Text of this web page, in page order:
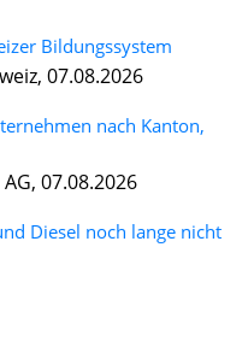
Bildungssystem
07.08.2026
nach Kanton,
07.08.2026
Diesel noch lange nicht